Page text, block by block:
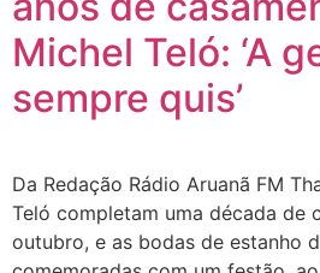
Michel Teló: ‘A
sempre quis’
Da Redação Rádio Aruanã FM
Teló completam uma década de
outubro, e as bodas de estanho